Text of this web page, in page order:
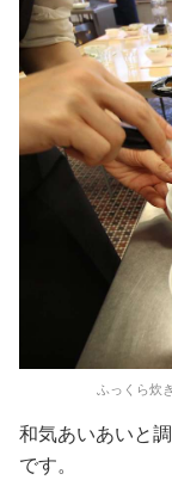
ふっくら炊
和気あいあいと
です。